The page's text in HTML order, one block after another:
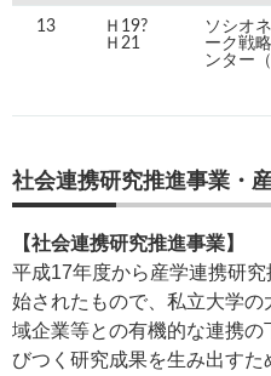
13
Ｈ19?
Ｈ21
ソシオ
ーク戦
ンター
社会連携研究推進事業・
【社会連携研究推進事業】
平成17年度から産学連携研
始されたもので、私立大学
域企業等との有機的な連携
びつく研究成果を生み出す